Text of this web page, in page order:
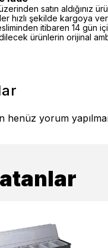
satın aldığınız
hızlı şekilde kargoya
itibaren 14 gün
ürünlerin orijinal
henüz yorum